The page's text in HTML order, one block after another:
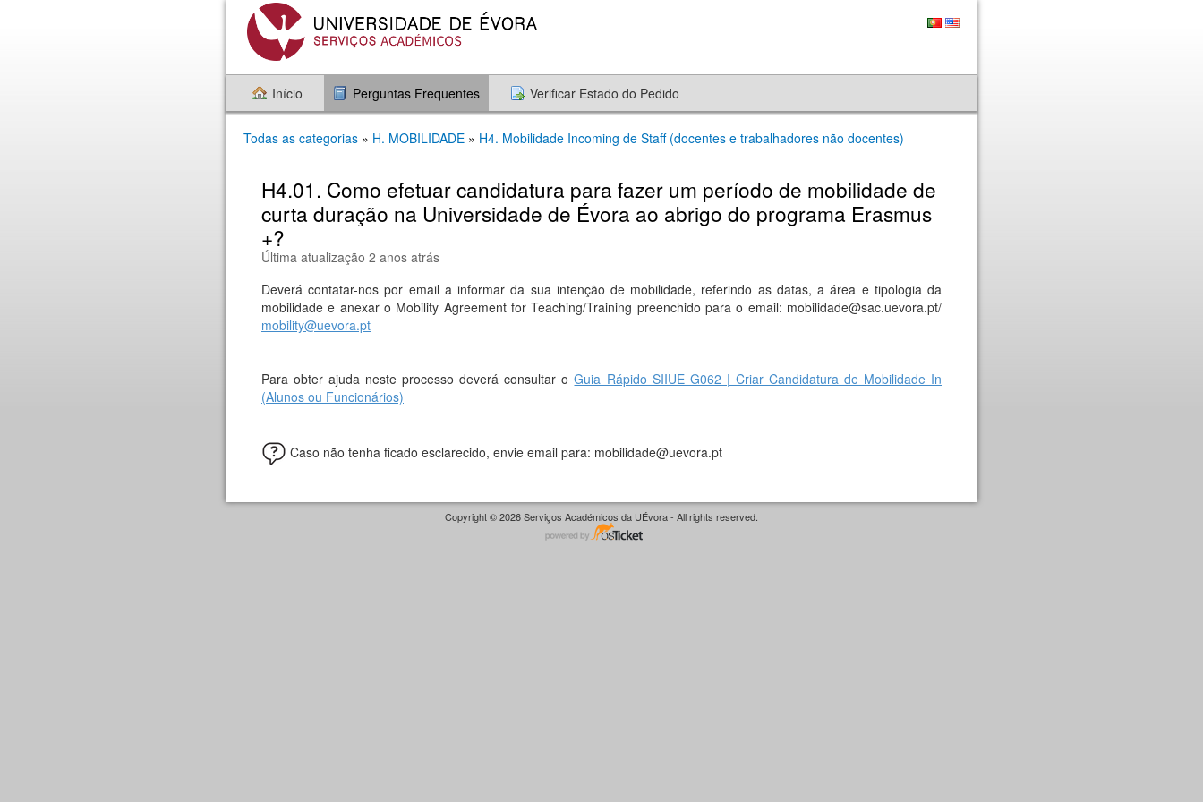
Início Perguntas Frequentes Verificar Estado do Pedido
Todas as categorias » H. MOBILIDADE » H4. Mobilidade Incoming de Staff (docentes e trabalhadores não docentes)
H4.01. Como efetuar candidatura para fazer um período de mobilidade de
curta duração na Universidade de Évora ao abrigo do programa Erasmus
+?
Última atualização 2 anos atrás
Deverá contatar-nos por email a informar da sua intenção de mobilidade, referindo as datas, a área e tipologia da
mobilidade e anexar o Mobility Agreement for Teaching/Training preenchido para o email: mobilidade@sac.uevora.pt/
mobility@uevora.pt
Para obter ajuda neste processo deverá consultar oGuia Rápido SIIUE G062 | Criar Candidatura de Mobilidade In
(Alunos ou Funcionários)
Caso não tenha ficado esclarecido, envie email para: mobilidade@uevora.pt
Copyright © 2026 Serviços Académicos da UÉvora - All rights reserved.